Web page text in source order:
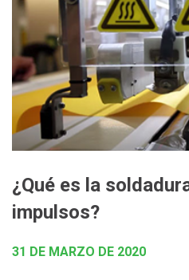
¿Qué es la
impulsos?
31 DE MARZO DE 2020